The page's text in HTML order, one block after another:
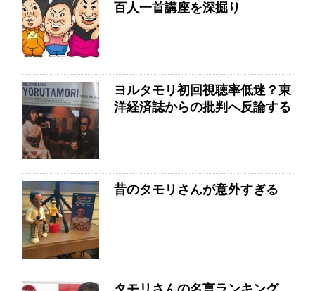
百人一首講座を深掘り
ヨルタモリ初回視聴率低迷？東
洋経済誌からの批判へ反論する
昔のタモリさんが意外すぎる